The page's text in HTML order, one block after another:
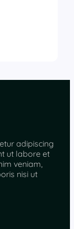
adipiscing
ut labore et
veniam,
nisi ut